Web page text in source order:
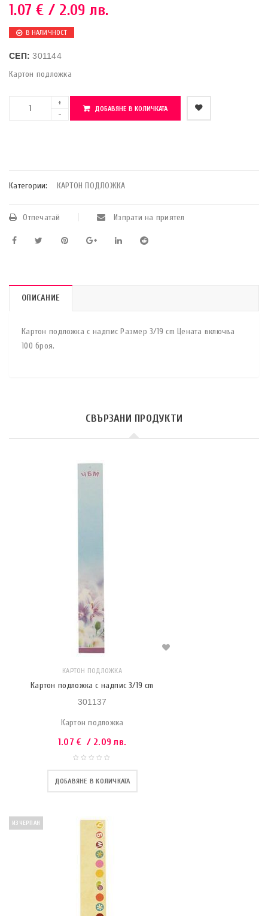
1.07€ / 2.09 лв.
В НАЛИЧНОСТ
СЕП:301144
Картон подложка
ДОБАВЯНЕ В КОЛИЧКАТА
Категории: КАРТОН ПОДЛОЖКА
Отпечатай Изпрати на приятел
ОПИСАНИЕ
Картон подложка с надпис Размер 3/19 cm Цената включва
100 броя.
СВЪРЗАНИ ПРОДУКТИ
КАРТОН ПОДЛОЖКА
Картон подложка с надпис 3/19 cm
301137
Картон подложка
1.07€ / 2.09 лв.
ДОБАВЯНЕ В КОЛИЧКАТА
ИЗЧЕРПАН